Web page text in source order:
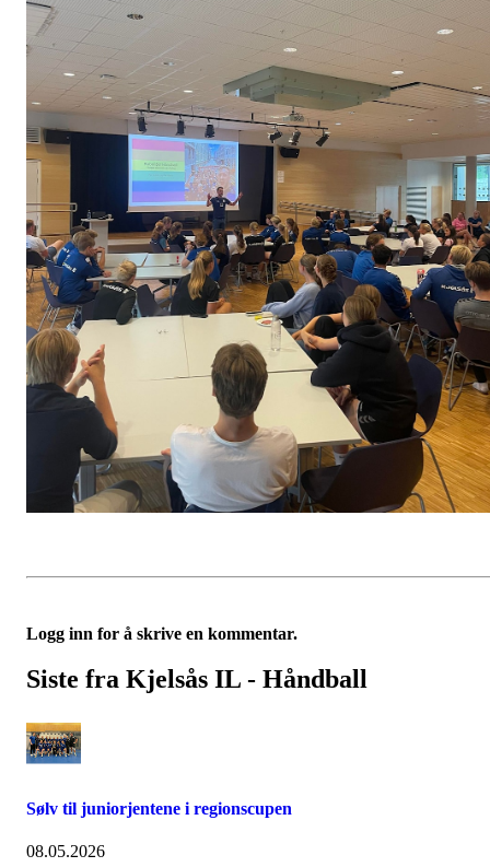
Logg inn for å skrive en kommentar.
Siste fra Kjelsås IL - Håndball
Sølv til juniorjentene i regionscupen
08.05.2026